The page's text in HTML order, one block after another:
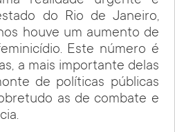
do Rio de Janeiro,
houve um aumento de
Este número é
a mais importante delas
de políticas públicas
as de combate e